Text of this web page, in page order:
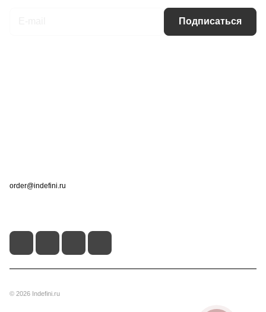
Подписаться
order@indefini.ru
© 2026 Indefini.ru